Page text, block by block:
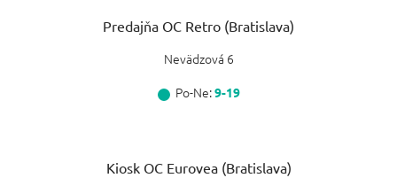
Predajňa OC Retro (Bratislava)
Nevädzová 6
Po-Ne:9-19
Kiosk OC Eurovea (Bratislava)